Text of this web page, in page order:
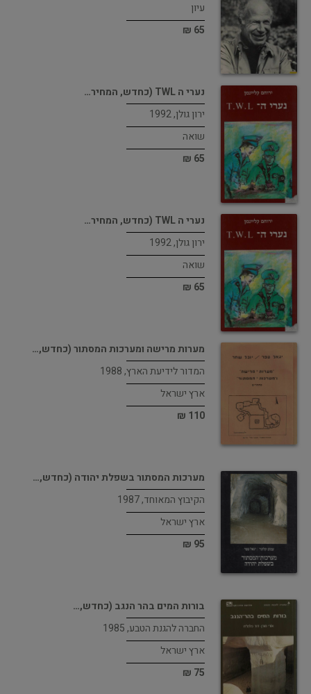
עיון
65 ₪
נערי ה TWL (כחדש, המחיר…
ירון גולן, 1992
שואה
65 ₪
נערי ה TWL (כחדש, המחיר…
ירון גולן, 1992
שואה
65 ₪
מערות מרישה ומערכות המסתור (כחדש,…
המדור לידיעת הארץ, 1988
ארץ ישראל
110 ₪
מערכות המסתור בשפלת יהודה (כחדש,…
הקיבוץ המאוחד, 1987
ארץ ישראל
95 ₪
בורות המים בהר הנגב (כחדש,…
החברה להגנת הטבע, 1985
ארץ ישראל
75 ₪